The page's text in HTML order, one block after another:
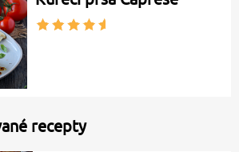
recepty